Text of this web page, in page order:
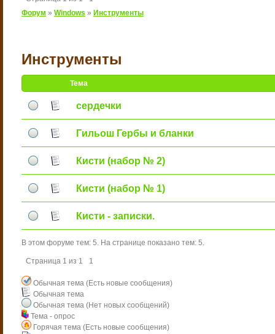
Форум » Windows » Инструменты
Инструменты
Тема
сердечки
Гильош Гербы и бланки
Кисти (набор № 2)
Кисти (набор № 1)
Кисти - записки.
В этом форуме тем: 5. На странице показано тем: 5.
Страница 1 из 1 1
Обычная тема (Есть новые сообщения)
Обычная тема
Обычная тема (Нет новых сообщений)
Тема - опрос
Горячая тема (Есть новые сообщения)